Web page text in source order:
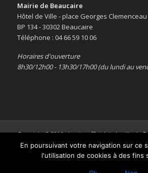
Mairie de Beaucaire
Hôtel de Ville - place Georges Clemenceau
BP 134 - 30302 Beaucaire
Téléphone : 04 66 59 10 06
Horaires d'ouverture
8h30/12h00 - 13h30/17h00 (du lundi au
Copyright © 2016 -Le site officiel de la ville de
légales
En poursuivant votre navigation sur ce
l'utilisation de cookies à des fins